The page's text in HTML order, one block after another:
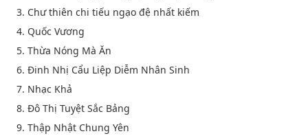
3. Chư thiên chi tiếu ngạo đệ nhất kiếm
4. Quốc Vương
5. Thừa Nóng Mà Ăn
6. Đinh Nhị Cẩu Liệp Diễm Nhân Sinh
7. Nhạc Khả
8. Đô Thị Tuyệt Sắc Bảng
9. Thập Nhật Chung Yên